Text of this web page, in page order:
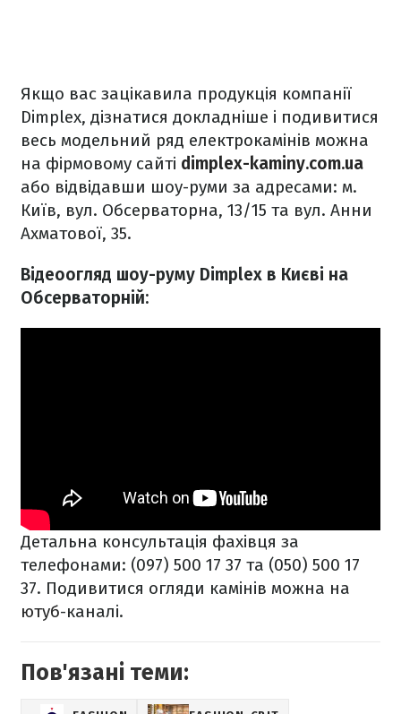
Якщо вас зацікавила продукція компанії
Dimplex, дізнатися докладніше і подивитися
весь модельний ряд електрокамінів можна
на фірмовому сайті dimplex-kaminy.com.ua
або відвідавши шоу-руми за адресами: м.
Київ, вул. Обсерваторна, 13/15 та вул. Анни
Ахматової, 35.
Відеоогляд шоу-руму Dimplex в Києві на
Обсерваторній:
Детальна консультація фахівця за
телефонами: (097) 500 17 37 та (050) 500 17
37. Подивитися огляди камінів можна на
ютуб-каналі.
Пов'язані теми: